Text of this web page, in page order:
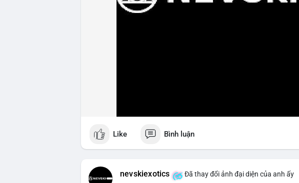
Like Bình luận
nevskiexotics Đã thay đổi ảnh đại diện của anh ấy